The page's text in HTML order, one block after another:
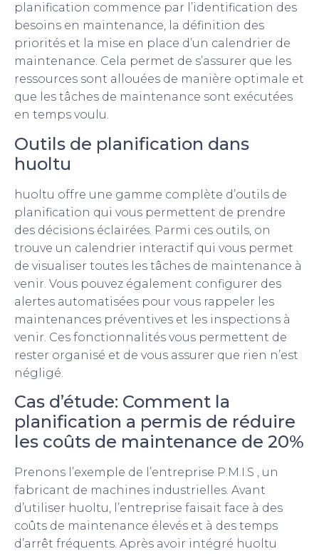
planification commence par l’identification des
besoins en maintenance, la définition des
priorités et la mise en place d’un calendrier de
maintenance. Cela permet de s’assurer que les
ressources sont allouées de manière optimale et
que les tâches de maintenance sont exécutées
en temps voulu.
Outils de planification dans
huoltu
huoltu offre une gamme complète d’outils de
planification qui vous permettent de prendre
des décisions éclairées. Parmi ces outils, on
trouve un calendrier interactif qui vous permet
de visualiser toutes les tâches de maintenance à
venir. Vous pouvez également configurer des
alertes automatisées pour vous rappeler les
maintenances préventives et les inspections à
venir. Ces fonctionnalités vous permettent de
rester organisé et de vous assurer que rien n’est
négligé.
Cas d’étude: Comment la
planification a permis de réduire
les coûts de maintenance de 20%
Prenons l’exemple de l’entreprise P.M.I.S , un
fabricant de machines industrielles. Avant
d’utiliser huoltu, l’entreprise faisait face à des
coûts de maintenance élevés et à des temps
d’arrêt fréquents. Après avoir intégré huoltu